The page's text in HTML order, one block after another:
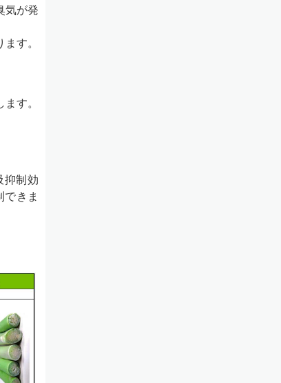
気が発
す。
す。
抑制効
きま